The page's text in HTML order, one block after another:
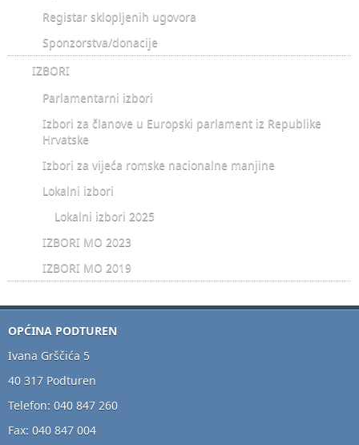
Registar sklopljenih ugovora
Sponzorstva/donacije
IZBORI
Parlamentarni izbori
Izbori za članove u Europski parlament iz Republike
Hrvatske
Izbori za vijeća romske nacionalne manjine
Lokalni izbori
Lokalni izbori 2025
IZBORI MO 2023
IZBORI MO 2019
OPĆINA PODTUREN
Ivana Grščića 5
40 317 Podturen
Telefon: 040 847 260
Fax: 040 847 004